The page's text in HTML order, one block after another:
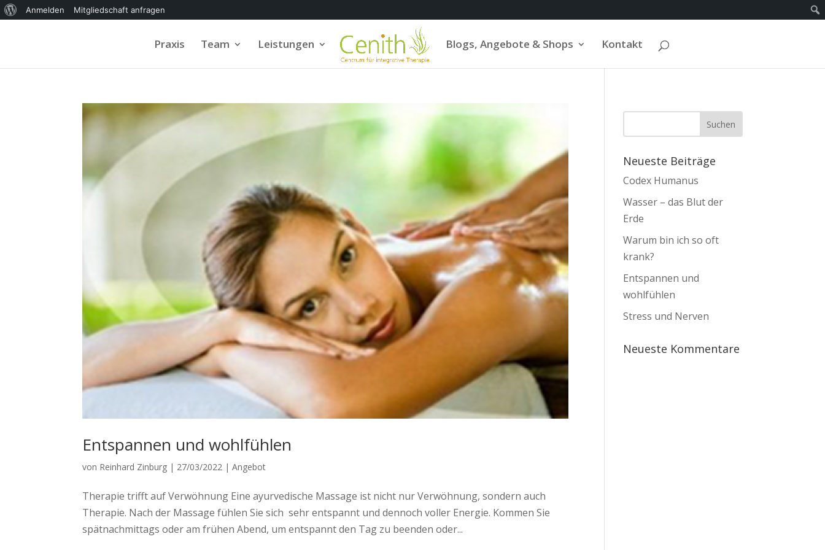
Über
Anmelden Mitgliedschaft anfragen
Praxis Team Leistungen Blogs, Angebote & Shops Kontakt
Entspannen und wohlfühlen
von Reinhard Zinburg | 27/03/2022 |Angebot
Therapie trifft auf Verwöhnung Eine ayurvedische Massage ist nicht nur Verwöhnung, sondern auch
Therapie. Nach der Massage fühlen Sie sich sehr entspannt und dennoch voller Energie. Kommen Sie
spätnachmittags oder am frühen Abend, um entspannt den Tag zu beenden oder...
Neueste Beiträge
Codex Humanus
Wasser – das Blut der
Erde
Warum bin ich so oft
krank?
Entspannen und
wohlfühlen
Stress und Nerven
Neueste Kommentare